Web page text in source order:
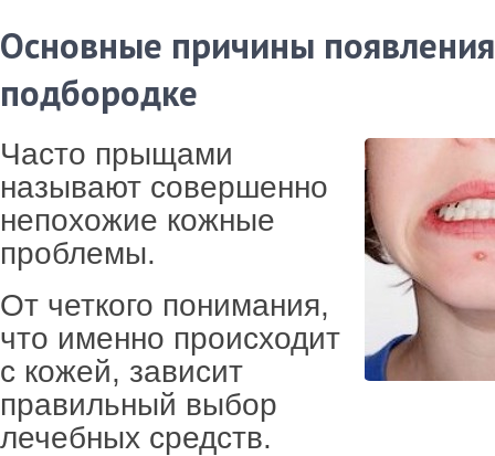
Основные причины
подбородке
Часто прыщами
называют совершенно
непохожие кожные
проблемы.
От четкого понимания,
что именно происходит
с кожей, зависит
правильный выбор
лечебных средств.